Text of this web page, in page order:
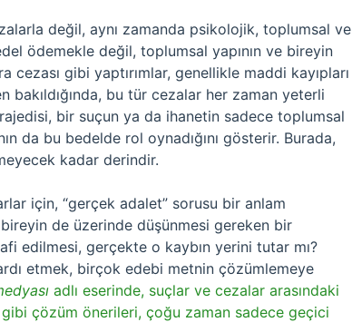
değil, aynı zamanda psikolojik, toplumsal ve
ödemekle değil, toplumsal yapının ve bireyin
cezası gibi yaptırımlar, genellikle maddi kayıpları
bakıldığında, bu tür cezalar her zaman yeterli
trajedisi, bir suçun ya da ihanetin sadece toplumsal
da bu bedelde rol oynadığını gösterir. Burada,
kadar derindir.
için, “gerçek adalet” sorusu bir anlam
de üzerinde düşünmesi gereken bir
edilmesi, gerçekte o kaybın yerini tutar mı?
etmek, birçok edebi metnin çözümlemeye
adlı eserinde, suçlar ve cezalar arasındaki
çözüm önerileri, çoğu zaman sadece geçici